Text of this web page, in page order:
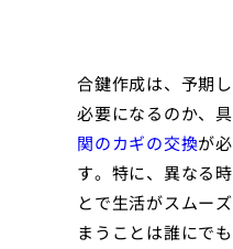
合鍵作成は、予期
必要になるのか、
関のカギの交換が
す。特に、異なる
とで生活がスムー
まうことは誰にで